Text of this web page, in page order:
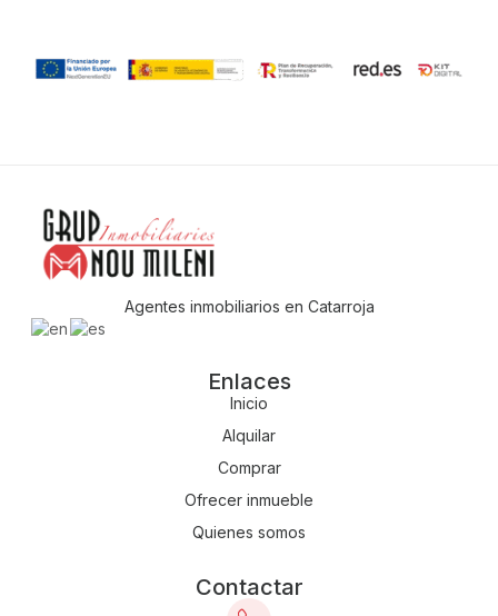
Agentes inmobiliarios en Catarroja
Enlaces
Inicio
Alquilar
Comprar
Ofrecer inmueble
Quienes somos
Contactar